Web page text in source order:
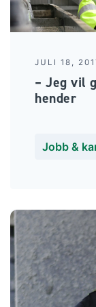
JULI 18,
– Jeg vil
hender
Jobb &